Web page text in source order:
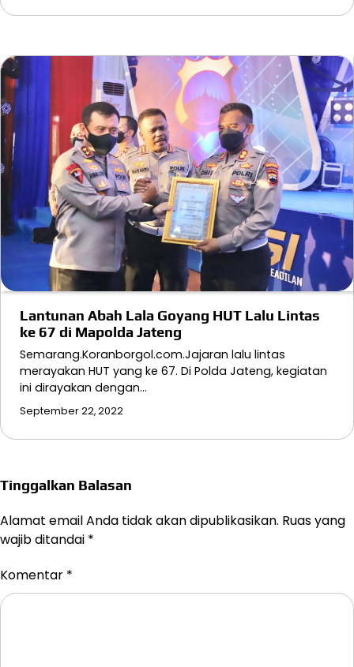
Lantunan Abah Lala Goyang HUT Lalu Lintas
ke 67 di Mapolda Jateng
Semarang.Koranborgol.com.Jajaran lalu lintas
merayakan HUT yang ke 67. Di Polda Jateng, kegiatan
ini dirayakan dengan…
September 22, 2022
Tinggalkan Balasan
Alamat email Anda tidak akan dipublikasikan. Ruas yang
wajib ditandai *
Komentar *